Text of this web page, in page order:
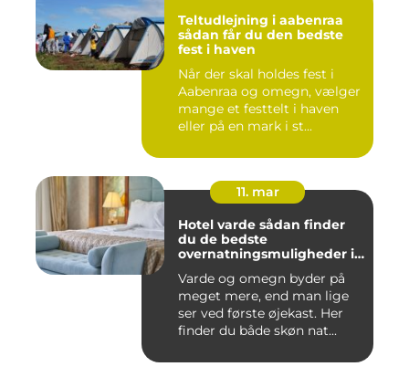
Teltudlejning i aabenraa
sådan får du den bedste
fest i haven
Når der skal holdes fest i
Aabenraa og omegn, vælger
mange et festtelt i haven
eller på en mark i st...
11. mar
Hotel varde sådan finder
du de bedste
overnatningsmuligheder i
Varde og omegn byder på
meget mere, end man lige
ser ved første øjekast. Her
finder du både skøn nat...